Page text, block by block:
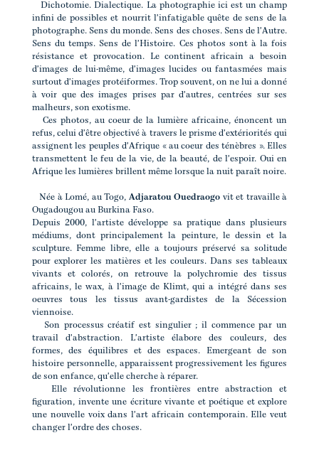
Dichotomie. Dialectique. La photographie ici est un champ
infini de possibles et nourrit l'infatigable quête de sens de la
photographe. Sens du monde. Sens des choses. Sens de l'Autre.
Sens du temps. Sens de l'Histoire. Ces photos sont à la fois
résistance et provocation. Le continent africain a besoin
d'images de lui-même, d'images lucides ou fantasmées mais
surtout d'images protéiformes. Trop souvent, on ne lui a donné
à voir que des images prises par d'autres, centrées sur ses
malheurs, son exotisme.
Ces photos, au coeur de la lumière africaine, énoncent un
refus, celui d'être objectivé à travers le prisme d'extériorités qui
assignent les peuples d'Afrique « au coeur des ténèbres ». Elles
transmettent le feu de la vie, de la beauté, de l'espoir. Oui en
Afrique les lumières brillent même lorsque la nuit paraît noire.
Née à Lomé, au Togo, Adjaratou Ouedraogo vit et travaille à
Ougadougou au Burkina Faso.
Depuis 2000, l'artiste développe sa pratique dans plusieurs
médiums, dont principalement la peinture, le dessin et la
sculpture. Femme libre, elle a toujours préservé sa solitude
pour explorer les matières et les couleurs. Dans ses tableaux
vivants et colorés, on retrouve la polychromie des tissus
africains, le wax, à l'image de Klimt, qui a intégré dans ses
oeuvres tous les tissus avant-gardistes de la Sécession
viennoise.
Son processus créatif est singulier ; il commence par un
travail d'abstraction. L'artiste élabore des couleurs, des
formes, des équilibres et des espaces. Emergeant de son
histoire personnelle, apparaissent progressivement les figures
de son enfance, qu'elle cherche à réparer.
Elle révolutionne les frontières entre abstraction et
figuration, invente une écriture vivante et poétique et explore
une nouvelle voix dans l'art africain contemporain. Elle veut
changer l'ordre des choses.